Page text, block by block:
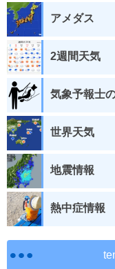
アメダス
2週間天気
気象予報士
世界天気
地震情報
熱中症情報